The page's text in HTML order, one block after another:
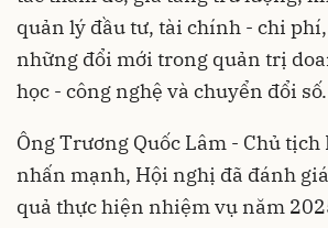
quản lý đầu tư, tài chính - chi
những đổi mới trong quản trị
học - công nghệ và chuyển đổi số.
Ông Trương Quốc Lâm - Chủ tịch
nhấn mạnh, Hội nghị đã đánh
quả thực hiện nhiệm vụ năm